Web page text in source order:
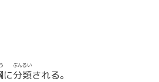
に分類
ぶんるい
される。